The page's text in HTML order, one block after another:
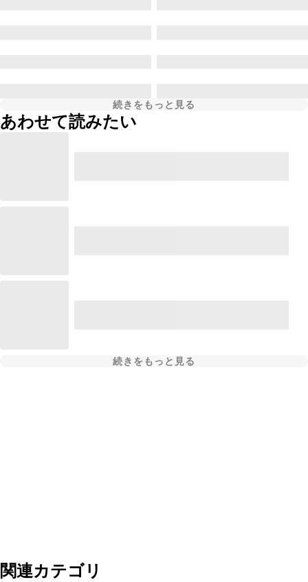
続きをもっと見る
あわせて読みたい
続きをもっと見る
関連カテゴリ